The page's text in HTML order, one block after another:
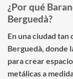
¿Por qué
Berguedà?
En una ciudad tan
Berguedà, donde
para crear
metálicas a